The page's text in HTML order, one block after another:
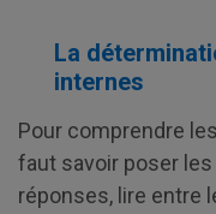
La
internes
Pour comprendre
faut savoir poser
réponses, lire entre